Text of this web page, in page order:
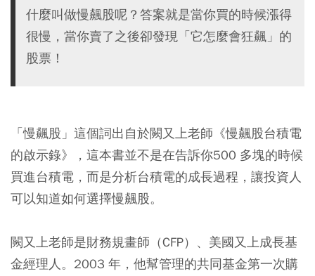
什麼叫做慢飆股呢？答案就是當你買的時候漲得
很慢，當你賣了之後卻發現「它怎麼會狂飆」的
股票！
「慢飆股」這個詞出自於闕又上老師《慢飆股台積電
的啟示錄》，這本書並不是在告訴你500 多塊的時候
買進台積電，而是分析台積電的成長過程，讓投資人
可以知道如何選擇慢飆股。
闕又上老師是財務規畫師（CFP）、美國又上成長基
金經理人。2003 年，他幫管理的共同基金第一次購